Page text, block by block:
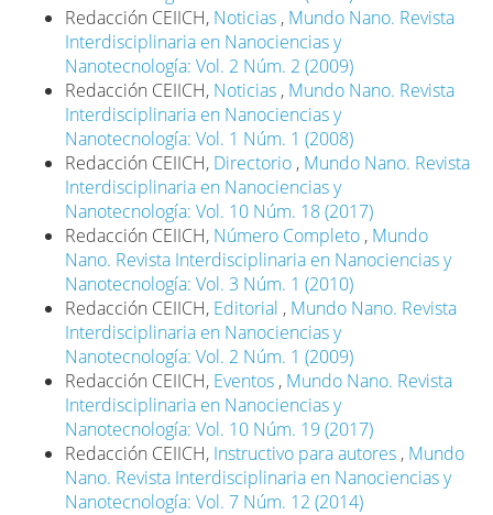
Redacción CEIICH, Noticias , Mundo Nano. Revista
Interdisciplinaria en Nanociencias y
Nanotecnología: Vol. 2 Núm. 2 (2009)
Redacción CEIICH, Noticias , Mundo Nano. Revista
Interdisciplinaria en Nanociencias y
Nanotecnología: Vol. 1 Núm. 1 (2008)
Redacción CEIICH, Directorio , Mundo Nano. Revista
Interdisciplinaria en Nanociencias y
Nanotecnología: Vol. 10 Núm. 18 (2017)
Redacción CEIICH, Número Completo , Mundo
Nano. Revista Interdisciplinaria en Nanociencias y
Nanotecnología: Vol. 3 Núm. 1 (2010)
Redacción CEIICH, Editorial , Mundo Nano. Revista
Interdisciplinaria en Nanociencias y
Nanotecnología: Vol. 2 Núm. 1 (2009)
Redacción CEIICH, Eventos , Mundo Nano. Revista
Interdisciplinaria en Nanociencias y
Nanotecnología: Vol. 10 Núm. 19 (2017)
Redacción CEIICH, Instructivo para autores , Mundo
Nano. Revista Interdisciplinaria en Nanociencias y
Nanotecnología: Vol. 7 Núm. 12 (2014)